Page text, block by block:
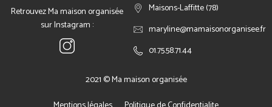
Retrouvez Ma maison organisée
sur Instagram :
Maisons-Laffitte (78)
maryline@mamaisonorganisee.fr
01.75.58.71.44
2021 © Ma maison organisée